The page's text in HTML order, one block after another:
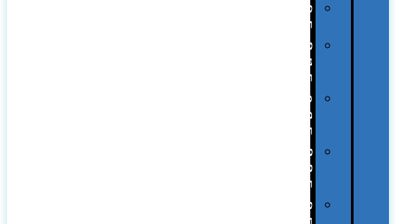
טכנולוגיה
וגאדג'טים
פנאי,
נופש
ונסיעות
סביבת
משרד
ופרימיום
כלים,
פנסים
ורכב
טקסטיל
וחורף